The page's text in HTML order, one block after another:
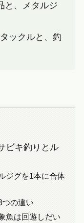
と、メタルジ
ックルと、釣
ビキ釣りとル
ジグを1本に合体
つの違い
魚は回遊しだい